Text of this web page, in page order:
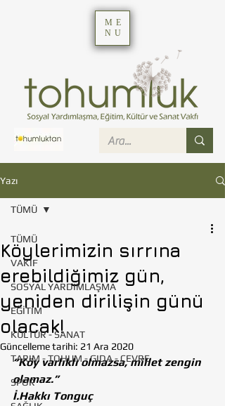
ME
NU
Yazı
TÜMÜ
VAKIF
SOSYAL YARDIMLAŞMA
EĞİTİM
KÜLTÜR - SANAT
TARIM - TOHUM - GIDA - ÇEVRE
SPOR
TÜMÜ
Köylerimizin sırrına
erebildiğimiz gün,
yeniden dirilişin günü
olacak!
Güncelleme tarihi: 21 Ara 2020
“Köy varlıklı olmazsa, millet zengin
olamaz.”
İ.Hakkı Tonguç